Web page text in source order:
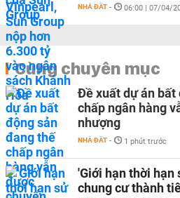
NHÀ ĐẤT - 06:00 | 07/04/
Cùng chuyên mục
Đề xuất dự án bất
chấp ngân hàng
nhượng
NHÀ ĐẤT - 1 phút trước
'Giới hạn thời hạn
chung cư thành